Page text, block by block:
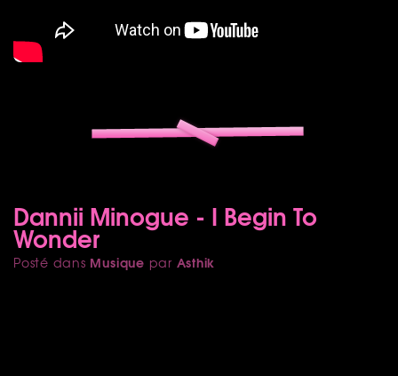
Dannii Minogue - I Begin To
Wonder
Posté dans Musique par Asthik